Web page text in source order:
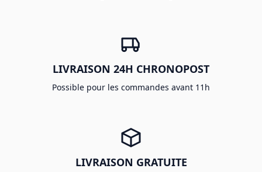
LIVRAISON 24H CHRONOPOST
Possible pour les commandes avant 11h
LIVRAISON GRATUITE